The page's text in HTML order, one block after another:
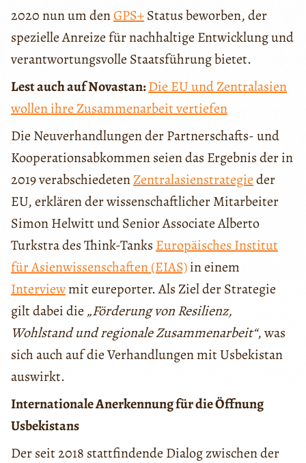
2020 nun um denGPS+Status beworben, der
spezielle Anreize für nachhaltige Entwicklung und
verantwortungsvolle Staatsführung bietet.
Lest auch auf Novastan:Die EU und Zentralasien
wollen ihre Zusammenarbeit vertiefen
Die Neuverhandlungen der Partnerschafts- und
Kooperationsabkommen seien das Ergebnis der in
2019 verabschiedetenZentralasienstrategieder
EU, erklären der wissenschaftlicher Mitarbeiter
Simon Helwitt und Senior Associate Alberto
Turkstra des Think-Tanks Europäisches Institut
für Asienwissenschaften (EIAS)in einem
Interviewmit eureporter. Als Ziel der Strategie
gilt dabei die „Förderung von Resilienz,
Wohlstand und regionale Zusammenarbeit“, was
sich auch auf die Verhandlungen mit Usbekistan
auswirkt.
Internationale Anerkennung für die Öffnung
Usbekistans
Der seit 2018 stattfindende Dialog zwischen der